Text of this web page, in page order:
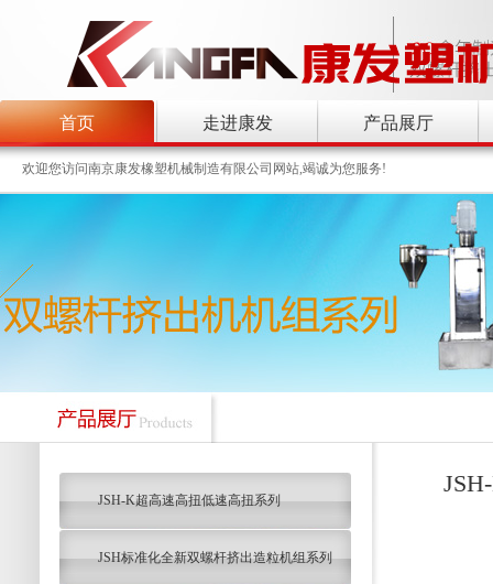
首页
欢迎您访问南京康发橡塑机械制造有限公司网站,竭诚为您服务!
走进康发 产品展厅
JSH-K超高速高扭低速高扭系列
JSH标准化全新双螺杆挤出造粒机组系列